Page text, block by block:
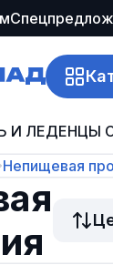
И ЛЕДЕНЦЫ
Непищевая